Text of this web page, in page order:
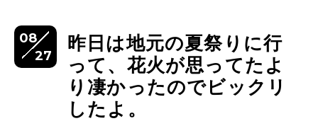
08
27
昨日は地元の夏祭りに行
って、花火が思ってたよ
り凄かったのでビックリ
したよ。